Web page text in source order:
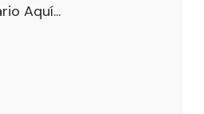
Aquí...